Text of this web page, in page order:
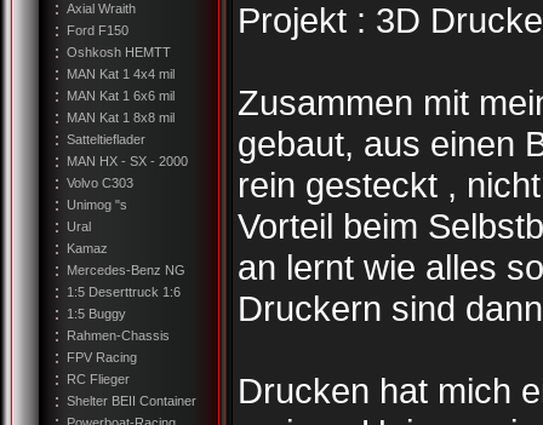
Axial Wraith
Ford F150
Oshkosh HEMTT
MAN Kat 1 4x4 mil
MAN Kat 1 6x6 mil
MAN Kat 1 8x8 mil
Satteltieflader
MAN HX - SX - 2000
Volvo C303
Unimog "s
Ural
Kamaz
Mercedes-Benz NG
1:5 Deserttruck 1:6
1:5 Buggy
Rahmen-Chassis
FPV Racing
RC Flieger
Shelter BEII Container
Projekt : 3D
Zusammen mit
gebaut, aus einen
rein gesteckt ,
Vorteil beim
an lernt wie alles
Druckern sind
Drucken hat mich